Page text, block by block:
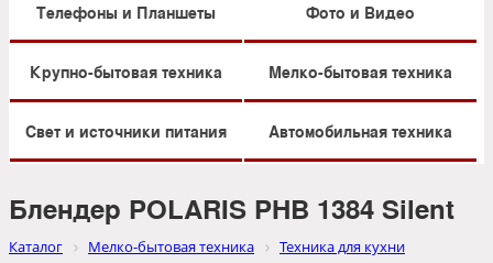
Телефоны и Планшеты Фото и Видео
Крупно-бытовая техника Мелко-бытовая техника
Свет и источники питания Автомобильная техника
Блендер POLARIS PHB 1384 Silent
Каталог Мелко-бытовая техника
Техника для кухни